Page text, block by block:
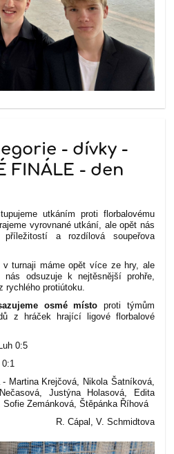
- dívky -
FINÁLE - den
utkáním proti florbalovému
vyrovnané utkání, ale opět nás
a rozdílová soupeřova
turnaji máme opět více ze hry, ale
nás odsuzuje k nejtěsnější prohře,
rychlého protiútoku.
osmé místo proti týmům
z hráček hrající ligové florbalové
0:5
Martina Krejčová, Nikola Šatníková,
Justýna Holasová, Edita
Zemánková, Štěpánka Říhová
R. Cápal, V. Schmidtova